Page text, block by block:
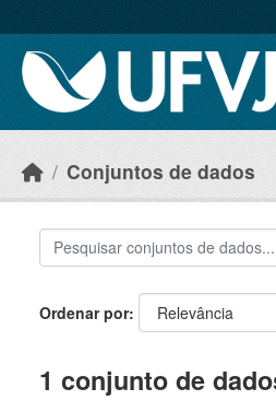
Conjuntos de dados
Ordenar por
1 conjunto de